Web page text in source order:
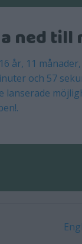
ned till
år, 11
och 57
lanserade